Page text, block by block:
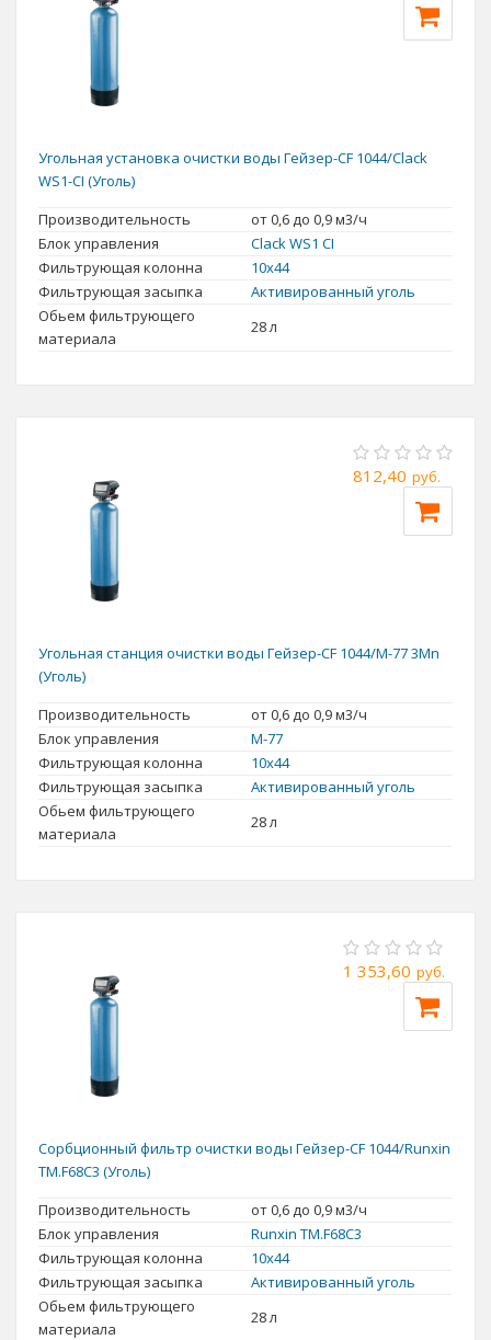
Угольная установка очистки воды Гейзер-CF 1044/Clack
WS1-CI (Уголь)
Производительность
от 0,6 до 0,9 м3/ч
Блок управления
Clack WS1 CI
Фильтрующая колонна
10x44
Фильтрующая засыпка
Активированный уголь
Обьем фильтрующего
материала
28 л
812,40 руб.
Угольная станция очистки воды Гейзер-CF 1044/M-77 3Mn
(Уголь)
Производительность
от 0,6 до 0,9 м3/ч
Блок управления
M-77
Фильтрующая колонна
10x44
Фильтрующая засыпка
Активированный уголь
Обьем фильтрующего
материала
28 л
1 353,60 руб.
Сорбционный фильтр очистки воды Гейзер-CF 1044/Runxin
TM.F68C3 (Уголь)
Производительность
от 0,6 до 0,9 м3/ч
Блок управления
Runxin TM.F68С3
Фильтрующая колонна
10x44
Фильтрующая засыпка
Активированный уголь
Обьем фильтрующего
материала
28 л